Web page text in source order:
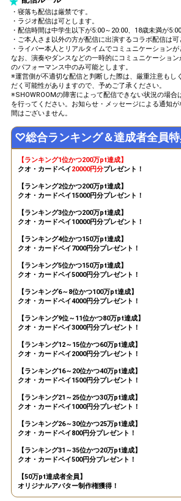
20 140000
21 160000
有料ギフトはポイント2.5倍
有料ギフトを投げてくれた
スナーさんに精一杯お礼を
てみよう！
22 180000
今、壇上にいるリスナーさん
の名前を呼んでみよう！
23
24 220000
途中から入ってきたリスナ
の方でも分かるように、配
の状況をテロップをどんどん
使って伝えてみよう！
25 250000
25万pt達成！ランキング26〜
30位特典獲得条件達成！
26 280000
リスナーさんの好きなところ
を3つ発表しよう！
27 300000
30万pt達成！ランキング21〜
25位特典獲得条件達成！
28 350000
投票機能を使って、「ホワイ
トデーにもらったら嬉しいお
菓子No.1」を決めてみよう！
29 400000
40万pt達成！ランキング16〜
20位特典獲得条件達成！
30 450000
ファンルームに今日の自撮り
を投稿しよう♪
31 500000
50万pt達成！オリジナルアバ
ター制作権獲得！
32 600000
60万pt達成！ランキング12〜
15位特典獲得条件達成！
33 700000
どんなアバターを制作する
か、みんなと相談しよう！
34 800000
80万pt達成！ランキング9〜
11位特典獲得条件達成！
35 1000000
100万pt達成！ランキング6〜
8位特典獲得条件達成！
36 1250000
デーにデートするとしたら…
どんな服を着る？
・寝落ち配信は厳禁です。
・ラジオ配信は可とします。
・配信時間は中学生以下が5:00～20:00、18歳未満が
・ご本人さま以外の方が配信に出演するコラボ配信は可
・ライバー本人とリアルタイムでコミュニケーションが
なお、演奏やダンスなどの一時的にコミュニケーショ
のパフォーマンス中のみ可能とします。
※運営側が不適切な配信と判断した際は、厳重注意もし
だく可能性がありますので、予めご了承ください。
※SHOWROOMの障害によって配信できない状況の場合
を行ってください。お知らせ・メッセージによる通知
間はございません。
♡総合ランキング＆達成者全員
【ランキング1位かつ200万pt達成】
クオ・カードペイ20000円分プレゼント！
【ランキング2位かつ200万pt達成】
クオ・カードペイ15000円分プレゼント！
【ランキング3位かつ200万pt達成】
クオ・カードペイ10000円分プレゼント！
【ランキング4位かつ150万pt達成】
クオ・カードペイ7000円分プレゼント！
【ランキング5位かつ150万pt達成】
クオ・カードペイ5000円分プレゼント！
【ランキング6～8位かつ100万pt達成】
クオ・カードペイ4000円分プレゼント！
【ランキング9位～11位かつ80万pt達成】
クオ・カードペイ3000円分プレゼント！
【ランキング12～15位かつ60万pt達成】
クオ・カードペイ2000円分プレゼント！
【ランキング16～20位かつ40万pt達成】
クオ・カードペイ1500円分プレゼント！
【ランキング21～25位かつ30万pt達成】
クオ・カードペイ1000円分プレゼント！
【ランキング26～30位かつ25万pt達成】
クオ・カードペイ800円分プレゼント！
【ランキング31～35位かつ20万pt達成】
クオ・カードペイ500円分プレゼント！
【50万pt達成者全員】
オリジナルアバター制作権獲得！